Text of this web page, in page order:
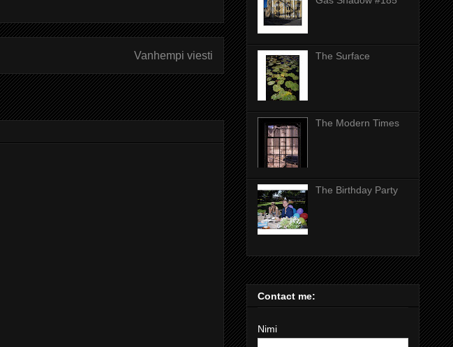
Vanhempi viesti The Surface
The Modern Times
The Birthday Party
Contact me:
Nimi